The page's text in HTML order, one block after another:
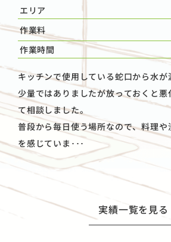
エリア
作業料
作業時間
キッチンで使用している蛇口から水が
少量ではありましたが放っておくと悪
て相談しました。
普段から毎日使う場所なので、料理
を感じていま･･･
実績一覧を見る